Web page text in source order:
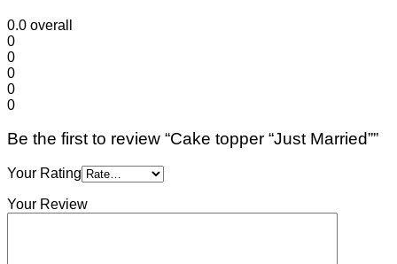
0.0 overall
0
0
0
0
0
Be the first to review “Cake topper “Just Married””
Your Rating
Your Review